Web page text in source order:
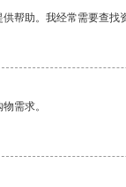
帮助。我经常需要查找
需求。